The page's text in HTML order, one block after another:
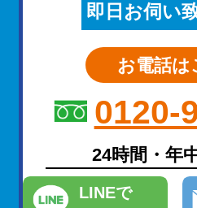
即日お伺い
お電話は
0120-
24時間・年
LINEで